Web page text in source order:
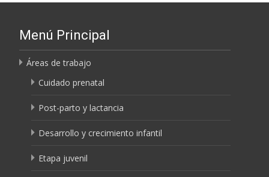
Menú Principal
Áreas de trabajo
Cuidado prenatal
Post-parto y lactancia
Desarrollo y crecimiento infantil
Etapa juvenil